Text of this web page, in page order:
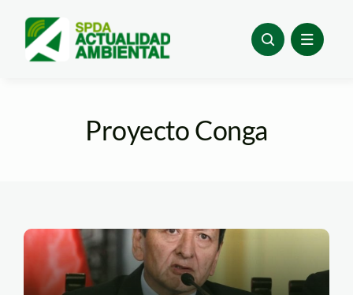
content
Proyecto Conga